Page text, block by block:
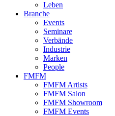
Leben
Branche
Events
Seminare
Verbände
Industrie
Marken
People
FMFM
FMFM Artists
FMFM Salon
FMFM Showroom
FMFM Events